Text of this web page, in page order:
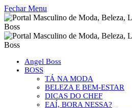
Fechar Menu
Angel Boss
BOSS
TÁ NA MODA
BELEZA E BEM-ESTAR
DICAS DO CHEF
EAÍ, BORA NESSA?